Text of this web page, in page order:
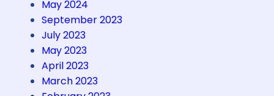
e
r
b
u
S
May 2024
September 2023
July 2023
May 2023
April 2023
March 2023